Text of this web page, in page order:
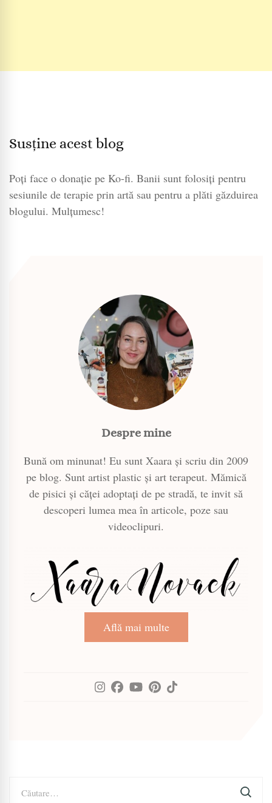
Susține acest blog
Poți face o donație pe Ko-fi. Banii sunt folosiți pentru
sesiunile de terapie prin artă sau pentru a plăti găzduirea
blogului. Mulțumesc!
Despre mine
Bună om minunat! Eu sunt Xaara și scriu din 2009
pe blog. Sunt artist plastic și art terapeut. Mămică
de pisici și căței adoptați de pe stradă, te invit să
descoperi lumea mea în articole, poze sau
videoclipuri.
Află mai multe
după: